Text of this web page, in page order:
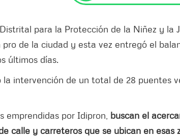
para la Protección de la Niñez y la
pro de la ciudad y esta vez entregó el
últimos días.
la intervención de un total de 28 puentes
emprendidas por Idipron, buscan el
calle y carreteros que se ubican en esas